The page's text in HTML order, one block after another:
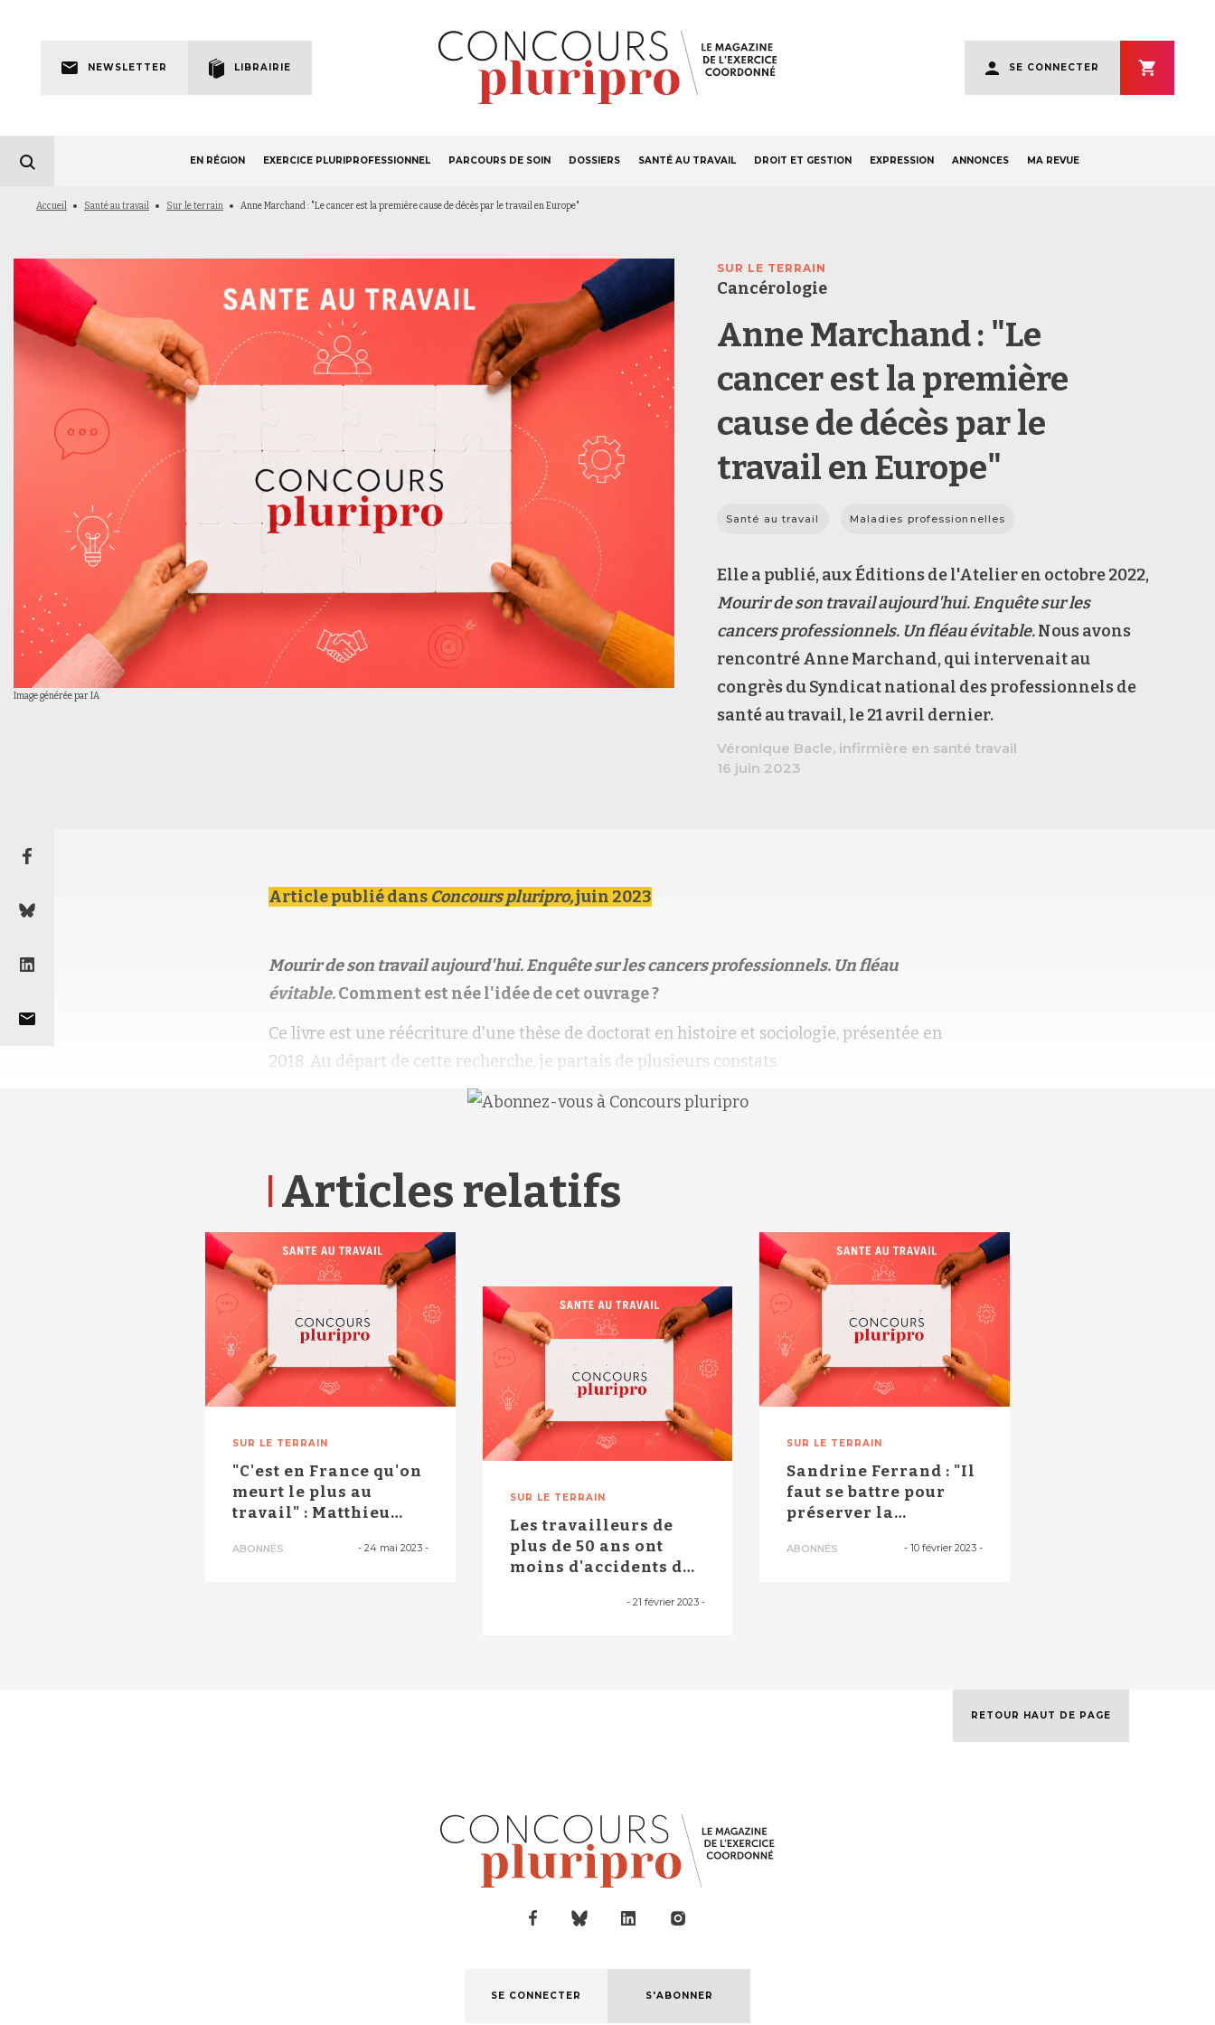
navigation
NEWSLETTER LIBRAIRIE
account
menu
SE CONNECTER
S'ABONNER
principale
EN RÉGION EXERCICE PLURIPROFESSIONNEL PARCOURS DE SOIN DOSSIERS SANTÉ AU TRAVAIL DROIT ET GESTION EXPRESSION ANNONCES MA REVUE
Fil
Accueil Santé au travail Sur le terrain Anne Marchand : "Le cancer est la première cause de décès par le travail en Europe"
Image générée par IA
SUR LE TERRAIN
Cancérologie
Anne Marchand : "Le
cancer est la première
cause de décès par le
travail en Europe"
Santé au travail Maladies professionnelles
Elle a publié, aux Éditions de l'Atelier en octobre 2022,
Mourir de son travail aujourd'hui. Enquête sur les
cancers professionnels. Un fléau évitable.Nous avons
rencontré Anne Marchand, qui intervenait au
congrès du Syndicat national des professionnels de
santé au travail, le 21 avril dernier.
Véronique Bacle, infirmière en santé travail
16 juin 2023
Article publié dans Concours pluripro,juin 2023
Mourir de son travail aujourd'hui. Enquête sur les cancers professionnels. Un fléau
évitable.Comment est née l'idée de cet ouvrage ?
Ce livre est une réécriture d'une thèse de doctorat en histoire et sociologie, présentée en
2018. Au départ de cette recherche, je partais de plusieurs constats.
Articles relatifs
SUR LE TERRAIN
"C'est en France qu'on
meurt le plus au
travail" : Matthieu
ABONNÉS - 24 mai 2023-
SUR LE TERRAIN
Les travailleurs de
plus de 50 ans ont
moins d'accidents du
-21 février 2023 -
SUR LE TERRAIN
Sandrine Ferrand : "Il
faut se battre pour
préserver la
ABONNÉS - 10 février 2023 -
RETOUR HAUT DE PAGE
SE CONNECTER S'ABONNER